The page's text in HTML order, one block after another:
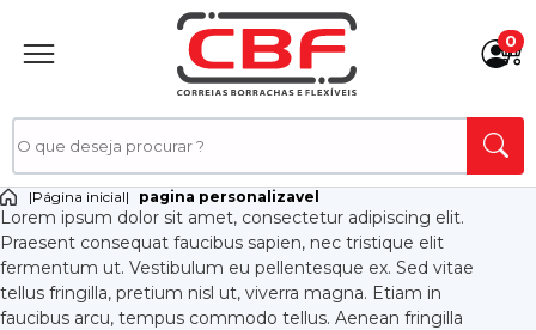
0
|Página inicial| pagina personalizavel
Lorem ipsum dolor sit amet, consectetur adipiscing elit.
Praesent consequat faucibus sapien, nec tristique elit
fermentum ut. Vestibulum eu pellentesque ex. Sed vitae
tellus fringilla, pretium nisl ut, viverra magna. Etiam in
faucibus arcu, tempus commodo tellus. Aenean fringilla